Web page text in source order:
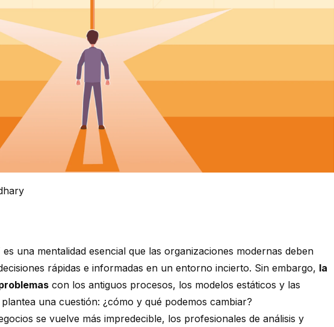
una mentalidad esencial que las organizaciones modernas deben
rápidas e informadas en un entorno incierto. Sin embargo, la
con los antiguos procesos, los modelos estáticos y las
una cuestión: ¿cómo y qué podemos cambiar?
se vuelve más impredecible, los profesionales de análisis y